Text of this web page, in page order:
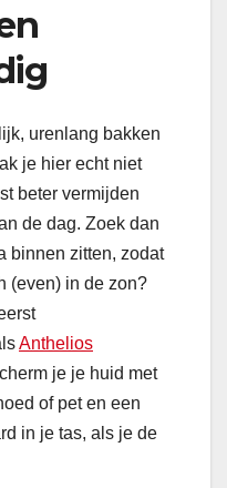
urenlang bakken
je hier echt niet
beter vermijden
de dag. Zoek dan
binnen zitten, zodat
(even) in de zon?
Anthelios
je je huid met
of pet en een
in je tas, als je de